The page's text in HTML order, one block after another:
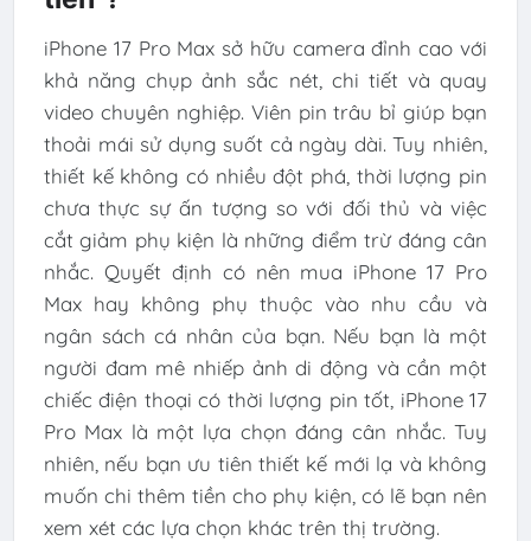
iPhone 17 Pro Max sở hữu camera đỉnh cao với
khả năng chụp ảnh sắc nét, chi tiết và quay
video chuyên nghiệp. Viên pin trâu bỉ giúp bạn
thoải mái sử dụng suốt cả ngày dài. Tuy nhiên,
thiết kế không có nhiều đột phá, thời lượng pin
chưa thực sự ấn tượng so với đối thủ và việc
cắt giảm phụ kiện là những điểm trừ đáng cân
nhắc. Quyết định có nên mua iPhone 17 Pro
Max hay không phụ thuộc vào nhu cầu và
ngân sách cá nhân của bạn. Nếu bạn là một
người đam mê nhiếp ảnh di động và cần một
chiếc điện thoại có thời lượng pin tốt, iPhone 17
Pro Max là một lựa chọn đáng cân nhắc. Tuy
nhiên, nếu bạn ưu tiên thiết kế mới lạ và không
muốn chi thêm tiền cho phụ kiện, có lẽ bạn nên
xem xét các lựa chọn khác trên thị trường.